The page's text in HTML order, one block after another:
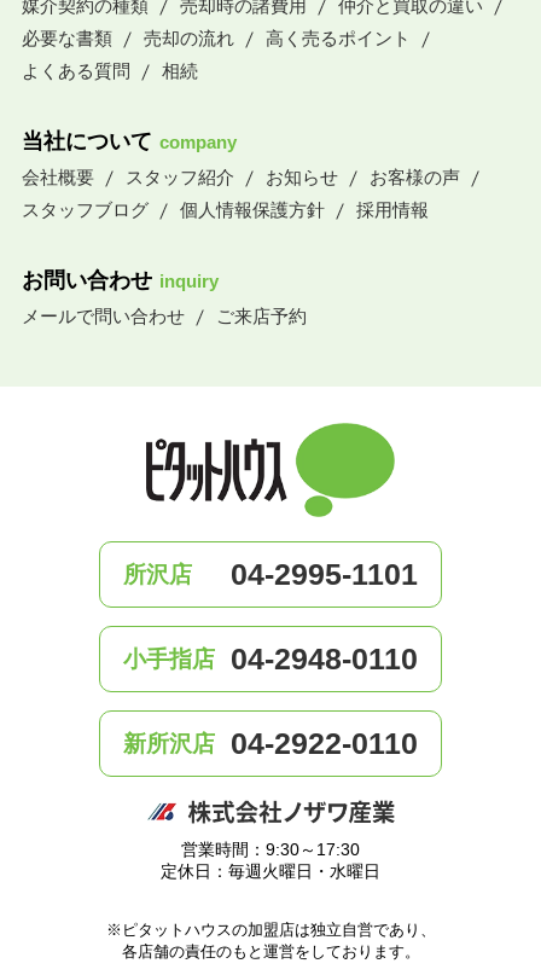
媒介契約の種類
売却時の諸費用
仲介と買取の違い
必要な書類
売却の流れ
高く売るポイント
よくある質問
相続
当社について company
会社概要
スタッフ紹介 お知らせ
お客様の声
スタッフブログ
個人情報保護方針 採用情報
お問い合わせ inquiry
メールで問い合わせ
ご来店予約
所沢店 04-2995-1101
小手指店 04-2948-0110
新所沢店 04-2922-0110
営業時間：9:30～17:30
定休日：毎週火曜日・水曜日
※ピタットハウスの加盟店は独立自営であり、
各店舗の責任のもと運営をしております。